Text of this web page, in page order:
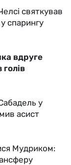
святкував
спарингу
вдруге
у
асист
Мудриком: